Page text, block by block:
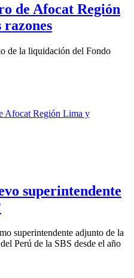
de Afocat Región
de la liquidación del Fondo
superintendente
superintendente adjunto de la
Perú de la SBS desde el año